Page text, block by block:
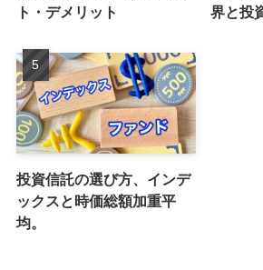
ト・デメリット
界と投
投資信託の選び方、インデ
ックスと時価総額加重平
均。